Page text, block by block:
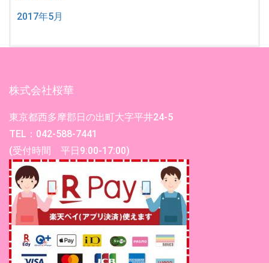
2017年5月
株式会社桜華
東京都西多摩郡日の出町大字平井24-5
TEL：042-588-7441
(受付時間 平日9:00-17:00)